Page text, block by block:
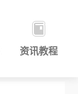
资讯教程